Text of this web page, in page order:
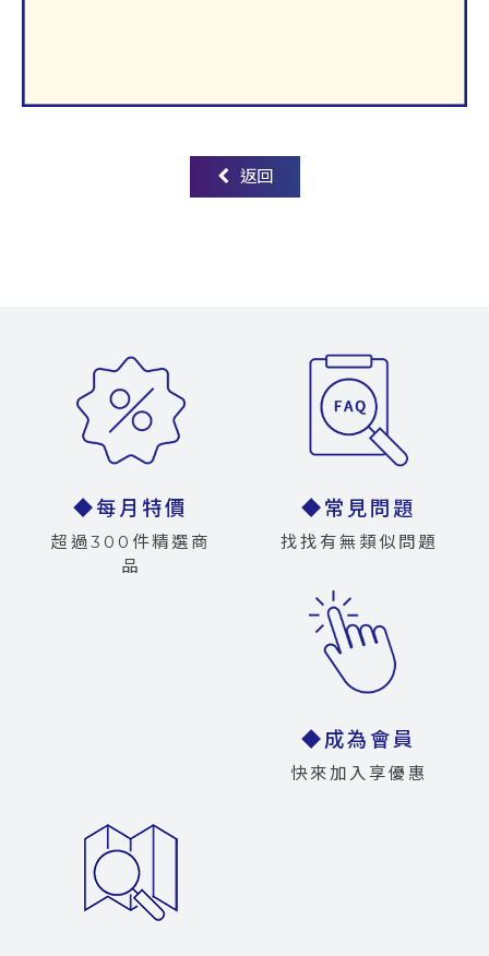
返回
◆每月特價
超過300件精選商
品
◆常見問題
找找有無類似問題
◆成為會員
快來加入享優惠